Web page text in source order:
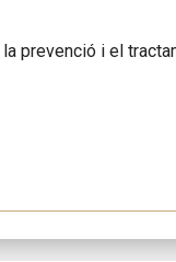
prevenció i el